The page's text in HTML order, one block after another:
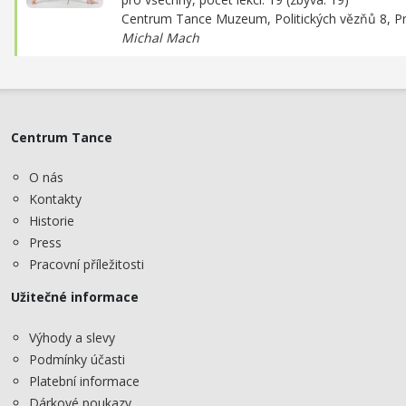
Centrum Tance Muzeum, Politických vězňů 8,
Michal Mach
Centrum Tance
O nás
Kontakty
Historie
Press
Pracovní příležitosti
Užitečné informace
Výhody a slevy
Podmínky účasti
Platební informace
Dárkové poukazy